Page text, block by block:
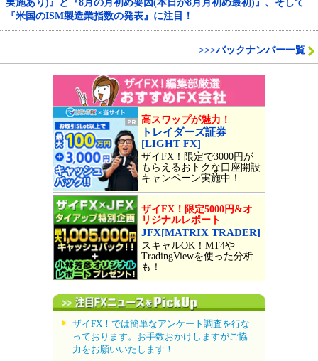
実施あり)』と『8月の月初め要因(本日が8月月初め最初)』、そして
『米国のISM製造業指数の発表』に注目！
>>>バックナンバー一覧
高スワップが魅力！
トレイダーズ証券
[LIGHT FX]
ザイFX！限定で3000円が
もらえるおトクな口座開設
キャンペーン実施中！
ザイFX！限定5000円&オ
リジナルレポート
JFX[MATRIX TRADER]
スキャルOK！MT4や
TradingViewを使った分析
も！
ザイFX！では簡単なアンケート調査を行な
っております。お手数おかけしますがご協
力をお願いいたします！